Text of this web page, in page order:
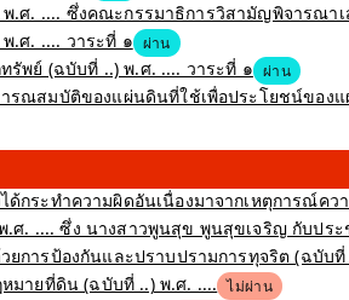
ศ. .... ซึ่งคณะกรรมาธิการวิสามัญพิจารณาเ
.ศ. .... วาระที่ ๑ ผ่าน
พย์ (ฉบับที่ ..) พ.ศ. .... วาระที่ ๑ ผ่าน
ณสมบัติของแผ่นดินที่ใช้เพื่อประโยชน์ของแ
ระทำความผิดอันเนื่องมาจากเหตุการณ์ค
. .... ซึ่ง นางสาวพูนสุข พูนสุขเจริญ กับปร
การป้องกันและปราบปรามการทุจริต (ฉบับ
มายที่ดิน (ฉบับที่ ..) พ.ศ. .... ไม่ผ่าน